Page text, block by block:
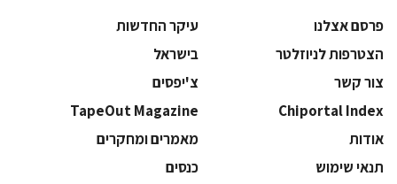
פרסם אצלנו
עיקר החדשות
הצטרפות לניוזלטר
בישראל
צור קשר
צ'יפסים
Chiportal Index
TapeOut Magazine
אודות
מאמרים ומחקרים
תנאי שימוש
כנסים